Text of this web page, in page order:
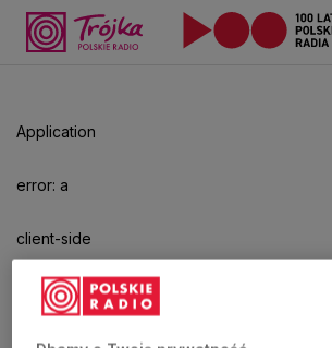
Application
error: a
client-side
exception
aby
odtwarzać.